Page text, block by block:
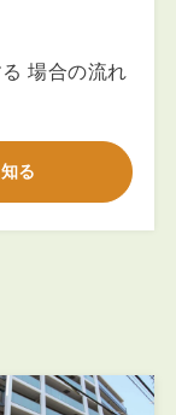
場合の流れ
る